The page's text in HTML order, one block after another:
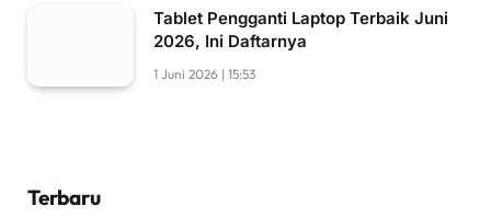
Tablet Pengganti Laptop Terbaik Juni
2026, Ini Daftarnya
1 Juni 2026 | 15:53
Terbaru